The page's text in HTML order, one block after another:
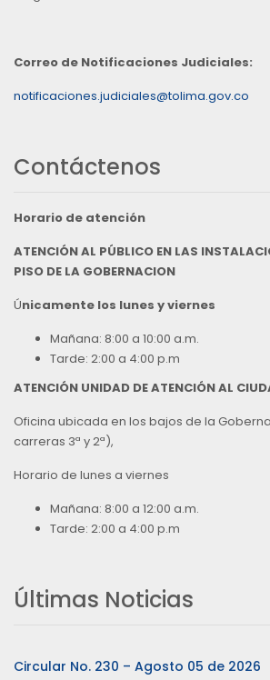
Correo de Notificaciones Judiciales:
notificaciones.judiciales@tolima.gov.co
Contáctenos
Horario de atención
ATENCIÓN AL PÚBLICO EN LAS
PISO DE LA GOBERNACION
Únicamente los lunes y viernes
Mañana: 8:00 a 10:00 a.m.
Tarde: 2:00 a 4:00 p.m
ATENCIÓN UNIDAD DE ATENCIÓN AL
Oficina ubicada en los bajos de la
carreras 3ª y 2ª),
Horario de lunes a viernes
Mañana: 8:00 a 12:00 a.m.
Tarde: 2:00 a 4:00 p.m
Últimas Noticias
Circular No. 230 – Agosto 05 de 2026